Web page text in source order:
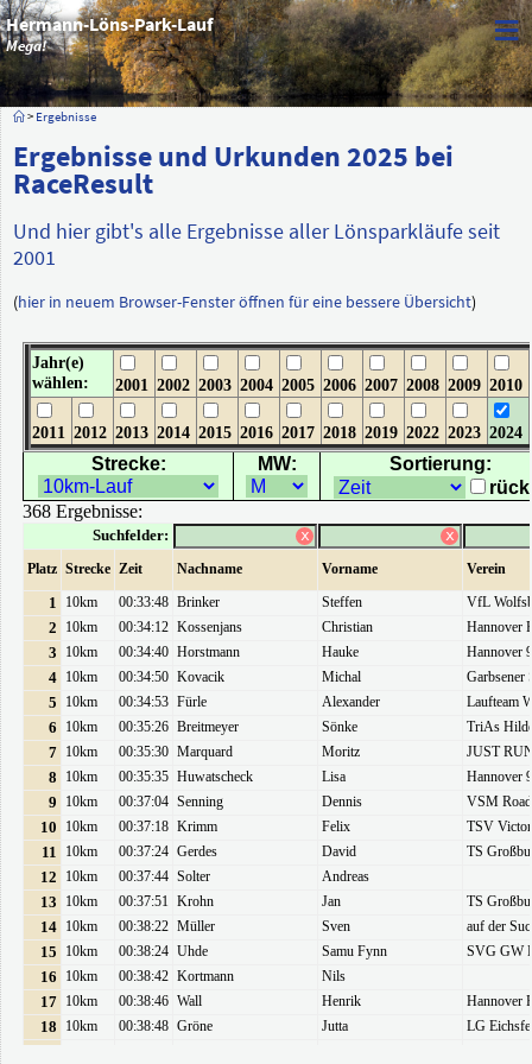
Hermann-Löns-Park-Lauf
Mega! ≡
> Ergebnisse
Ergebnisse und Urkunden 2025 bei
RaceResult
Und hier gibt's alle Ergebnisse aller Lönsparkläufe seit
2001
(hier in neuem Browser-Fenster öffnen für eine bessere Übersicht)